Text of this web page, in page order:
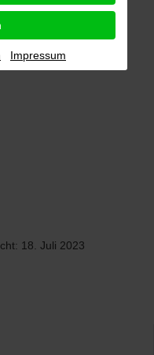
18. Juli 2023
Impressum